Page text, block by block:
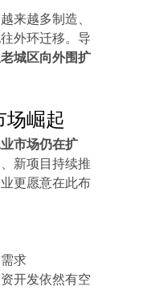
来越多制造、
外环迁移。导
城区向外围扩
场崛起
市场仍在扩
新项目持续推
更愿意在此布
求
开发依然有空